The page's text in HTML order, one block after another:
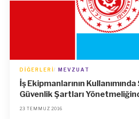
DIĞERLERI MEVZUAT
İş Ekipmanlarının Kullanımında
Güvenlik Şartları
Yapılmasına Dair Yönetmelik
23 TEMMUZ 2016